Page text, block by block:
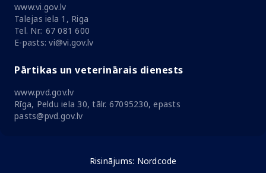
www.vi.gov.lv
Talejas iela 1, Riga
Tel. Nr.: 67 081 600
E-pasts: vi@vi.gov.lv
Pārtikas un veterinārais dienests
www.pvd.gov.lv
Rīga, Peldu iela 30, tālr. 67095230, epasts
pasts@pvd.gov.lv
Risinājums: Nordcode